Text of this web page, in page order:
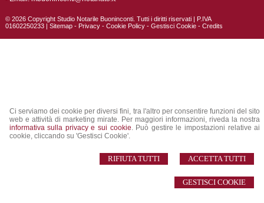
Ci serviamo dei cookie per diversi fini, tra l'altro per consentire funzioni del sito
web e attività di marketing mirate. Per maggiori informazioni, riveda la nostra
informativa sulla privacy e sui cookie. Può gestire le impostazioni relative ai
cookie, cliccando su 'Gestisci Cookie'.
ACCETTA TUTTI
RIFIUTA TUTTI
GESTISCI COOKIE
© 2026 Copyright Studio Notarile Buoninconti. Tutti i diritti riservati | P.IVA
01602250233 | Sitemap- Privacy- Cookie Policy- Gestisci Cookie- Credits